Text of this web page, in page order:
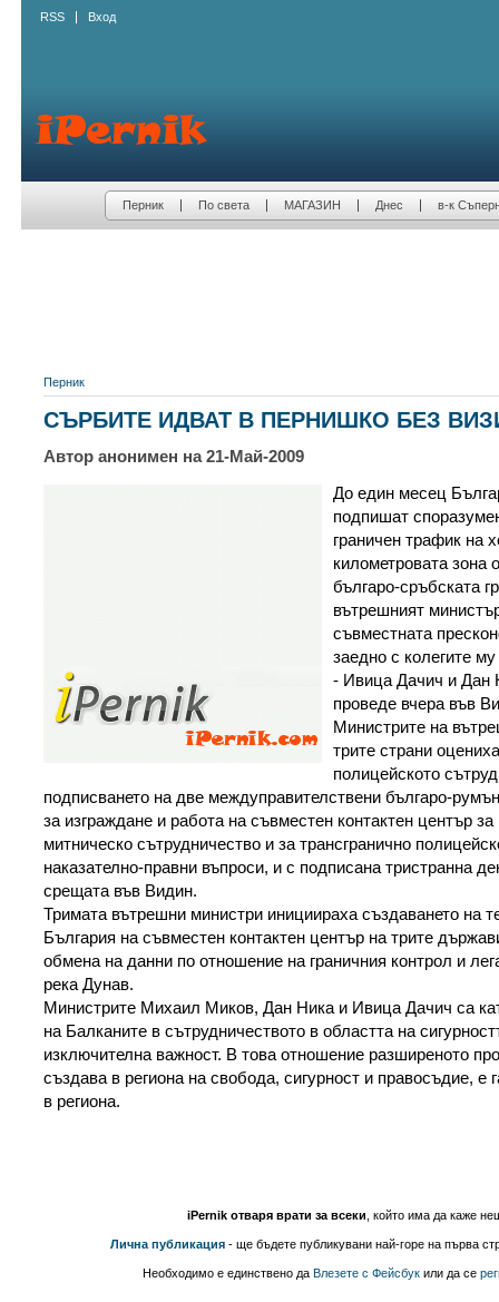
RSS Вход
Перник По света МАГАЗИН Днес в-к
Перник
СЪРБИТЕ ИДВАТ В ПЕРНИШКО БЕЗ
Автор анонимен на 21-Май-2009
До един месец
подпишат
граничен трафик на
километровата зона
българо-сръбската
вътрешният
съвместната
заедно с колегите
- Ивица Дачич и Дан
проведе вчера във
Министрите на
трите страни
полицейското
подписването на две междуправителствени българо-
за изграждане и работа на съвместен контактен център
митническо сътрудничество и за трансгранично
наказателно-правни въпроси, и с подписана тристранна
срещата във Видин.
Тримата вътрешни министри инициираха създаването на
България на съвместен контактен център на трите
обмена на данни по отношение на граничния контрол и
река Дунав.
Министрите Михаил Миков, Дан Ника и Ивица Дачич са
на Балканите в сътрудничеството в областта на
изключителна важност. В това отношение разширеното
създава в региона на свобода, сигурност и правосъдие, е
в региона.
iPernik отваря врати за всеки , който има да каже
Лична публикация - ще бъдете публикувани най-горе на първа
Необходимо е единствено да Влезете с Фейсбукили да се